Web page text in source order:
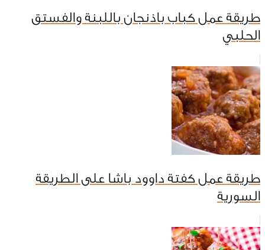
طريقة عمل كباب باذنجان باللبنة والفستق
الحلبي
طريقة عمل كفتة داوود باشا على الطريقة
السورية